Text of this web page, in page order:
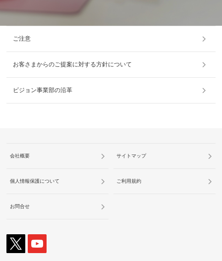
ご注意
お客さまからのご提案に対する方針について
ビジョン事業部の沿革
会社概要 サイトマップ
個人情報保護について ご利用規約
お問合せ